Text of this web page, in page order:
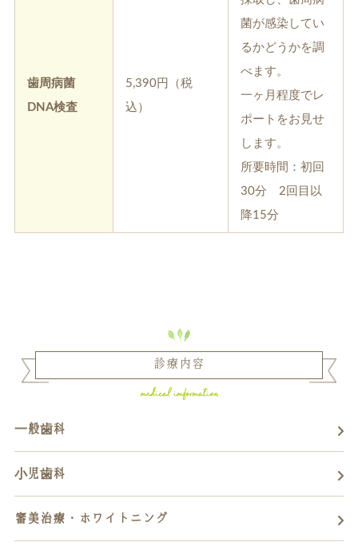
歯周病菌
DNA検査
5,390円（税
込）
菌が感染してい
るかどうかを調
べます。
一ヶ月程度でレ
ポートをお見せ
します。
所要時間：初回
30分 2回目以
降15分
診療内容
一般歯科
小児歯科
審美治療・ホワイトニング